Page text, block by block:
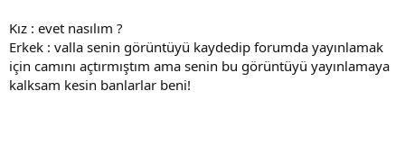
Kız : evet nasılım ?
Erkek : valla senin görüntüyü kaydedip forumda yayınlamak
için camını açtırmıştım ama senin bu görüntüyü yayınlamaya
kalksam kesin banlarlar beni!